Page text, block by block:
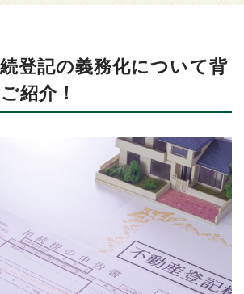
登記の義務化について背
紹介！